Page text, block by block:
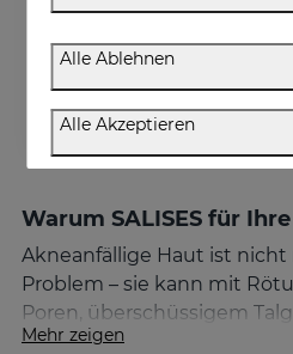
Warum SALISES für
Akneanfällige Haut ist
Problem – sie kann mit
Poren, überschüssigem
Narben einhergehen.
Mehr zeigen
Alle Ablehnen
Alle Akzeptieren